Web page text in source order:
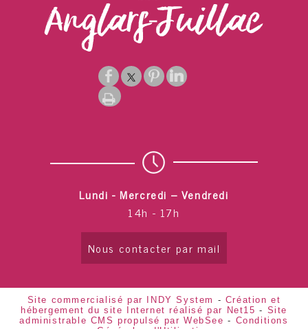
Lundi - Mercredi – Vendredi
14h - 17h
Nous contacter par mail
Site commercialisé par INDY System - Création et
hébergement du site Internet réalisé par Net15 - Site
administrable CMS propulsé par WebSee - Conditions